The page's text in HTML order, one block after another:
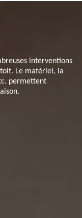
interventions
Le matériel, la
permettent